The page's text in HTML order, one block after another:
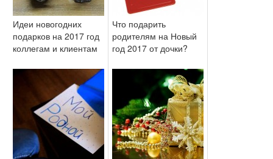
Идеи новогодних
подарков на 2017 год
коллегам и клиентам
Что подарить
родителям на Новый
год 2017 от дочки?